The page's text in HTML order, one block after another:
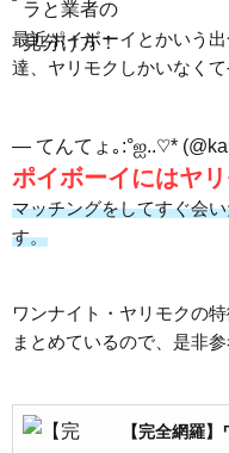
最近ポイボーイとかいう
達、ヤリモクしかいなくて
— てんてょ｡:°ஐ..♡*
ポイボーイにはヤ
マッチングをしてすぐ会
す。
ワンナイト・ヤリモクの
まとめているので、是非
【完全網羅